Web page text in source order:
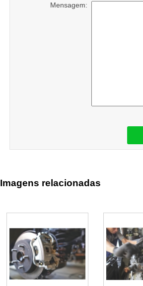
Mensagem:
Imagens relacionadas